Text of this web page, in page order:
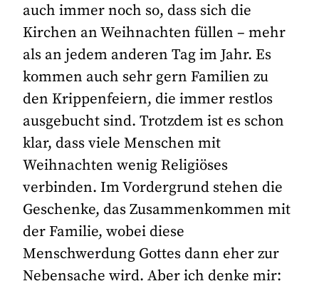
auch immer noch so, dass sich die
Kirchen an Weihnachten füllen – mehr
als an jedem anderen Tag im Jahr. Es
kommen auch sehr gern Familien zu
den Krippenfeiern, die immer restlos
ausgebucht sind. Trotzdem ist es schon
klar, dass viele Menschen mit
Weihnachten wenig Religiöses
verbinden. Im Vordergrund stehen die
Geschenke, das Zusammenkommen mit
der Familie, wobei diese
Menschwerdung Gottes dann eher zur
Nebensache wird. Aber ich denke mir: